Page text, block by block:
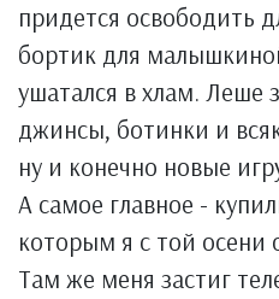
придется освободить
бортик для
ушатался в хлам. Леше
джинсы, ботинки и
ну и конечно новые
А самое главное -
которым я с той осени
Там же меня застиг